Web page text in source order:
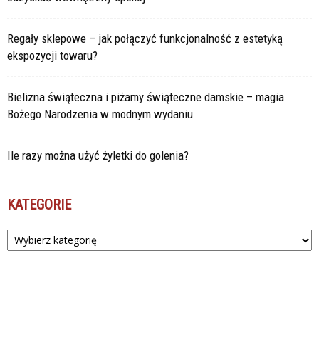
Regały sklepowe – jak połączyć funkcjonalność z estetyką
ekspozycji towaru?
Bielizna świąteczna i piżamy świąteczne damskie – magia
Bożego Narodzenia w modnym wydaniu
Ile razy można użyć żyletki do golenia?
KATEGORIE
Kategorie